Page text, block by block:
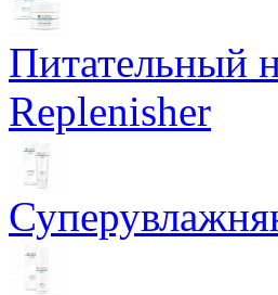
Питательный
Replenisher